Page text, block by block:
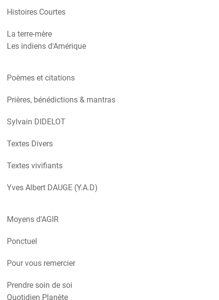
Histoires Courtes
La terre-mère
Les indiens d'Amérique
Poèmes et citations
Prières, bénédictions & mantras
Sylvain DIDELOT
Textes Divers
Textes vivifiants
Yves Albert DAUGE (Y.A.D)
Moyens d'AGIR
Ponctuel
Pour vous remercier
Prendre soin de soi
Quotidien Planète